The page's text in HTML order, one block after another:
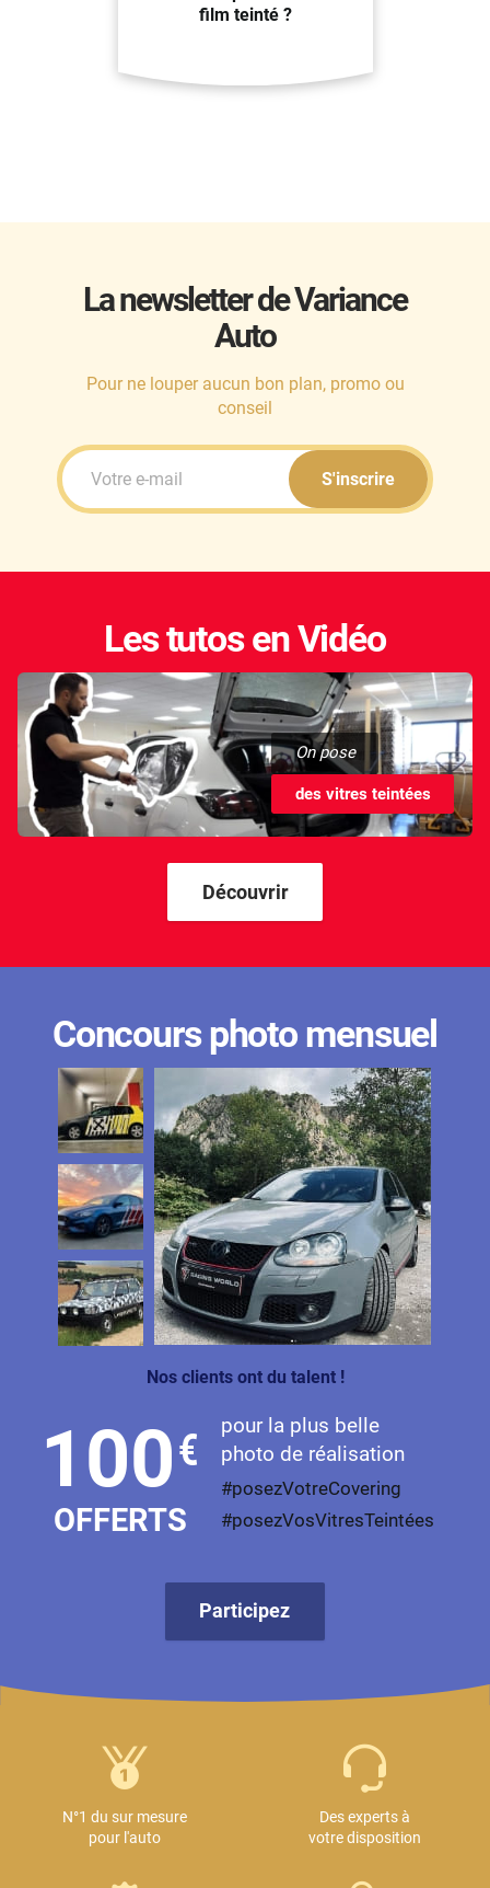
film teinté ?
La newsletter de Variance
Auto
Pour ne louper aucun bon plan, promo ou
conseil
S'inscrire
Les tutos en Vidéo
On pose
des vitres teintées
Découvrir
Concours photo mensuel
Nos clients ont du talent !
100€
OFFERTS
pour la plus belle
photo de réalisation
#posezVotreCovering
#posezVosVitresTeintées
Participez
N°1 du sur mesure
pour l'auto
Des experts à
votre disposition